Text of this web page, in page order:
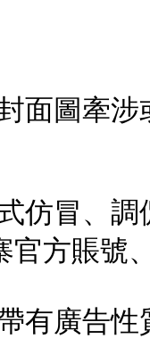
面圖牽涉
仿冒、調
官方賬
廣告性